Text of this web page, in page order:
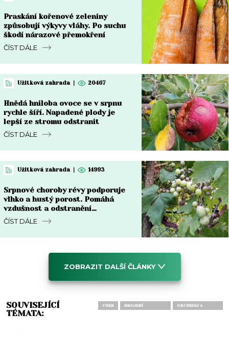
Praskání kořenové zeleniny
způsobují výkyvy vláhy. Po suchu
škodí nárazové přemokření
ČÍST DÁLE
Užitková zahrada | 20467
Hnědá hniloba ovoce se v srpnu
rychle šíří. Napadené plody je
lepší ze stromu odstranit
ČÍST DÁLE
Užitková zahrada | 14993
Srpnové choroby révy podporuje
vlhko a hustý porost. Pomáhá
vzdušnost a odstranění
napadených částí
ČÍST DÁLE
ZOBRAZIT DALŠÍ ČLÁNKY
SOUVISEJÍCÍ
TÉMATA:
CUKR
HNOJENÍ
ORCHIDEJ A